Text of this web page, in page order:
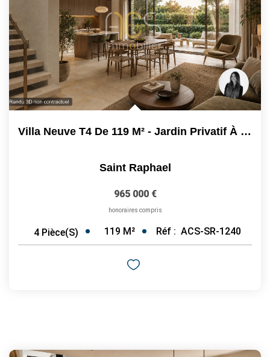
Villa Neuve T4 De 119 M² - Jardin Privatif À Saint-Raphaël...
Saint Raphael
965 000 €
honoraires compris
4 Pièce(s) 119 M² Réf : ACS-SR-1240